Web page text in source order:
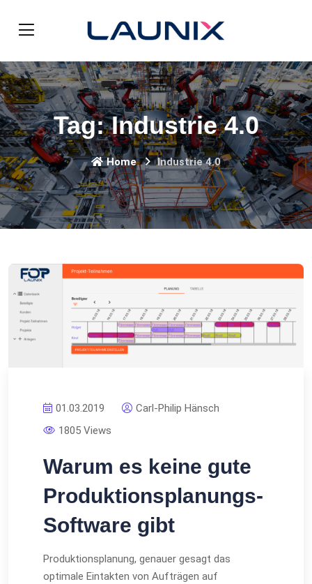
Tag:Industrie 4.0
Home Industrie 4.0
01.03.2019
Carl-Philip Hänsch
1805 Views
Warum es keine gute
Produktionsplanungs-
Software gibt
Produktionsplanung, genauer gesagt das
optimale Eintakten von Aufträgen auf